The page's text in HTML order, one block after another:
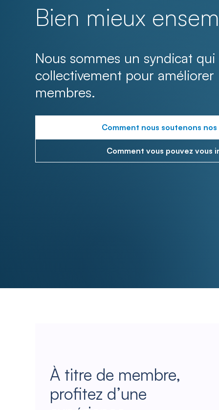
Bien mieux
Nous sommes un syndicat
collectivement pour améliorer
membres.
Comment nous soutenons
Comment vous pouvez vous
À titre de membre,
profitez d’une